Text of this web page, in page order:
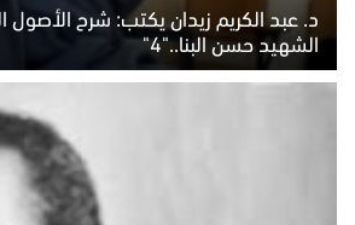
د. عبد الكريم زيدان يكتب: شرح الأصول
الشهيد حسن البنا.."4"
الخميس 6 أغسطس 2026 10:27 ص